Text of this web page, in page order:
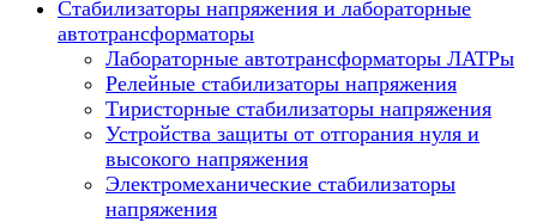
Стабилизаторы напряжения и лабораторные
автотрансформаторы
Лабораторные автотрансформаторы ЛАТРы
Релейные стабилизаторы напряжения
Тиристорные стабилизаторы напряжения
Устройства защиты от отгорания нуля и
высокого напряжения
Электромеханические стабилизаторы
напряжения